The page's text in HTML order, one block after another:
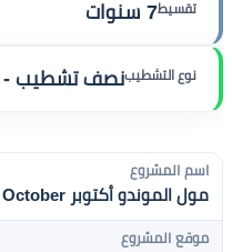
تقسيط7 سنوات
نوع التشطيبنصف تشطيب -
اسم المشروع
مول الموندو أكتوبر Mall il Mondo October
موقع المشروع